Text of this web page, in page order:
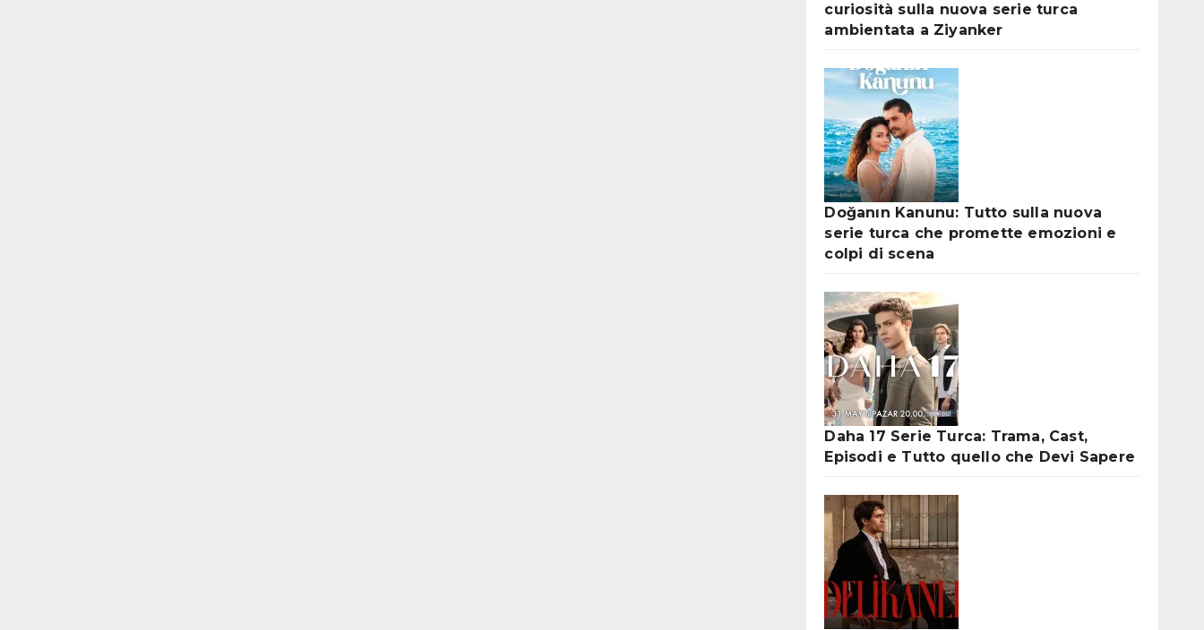
curiosità sulla nuova serie turca
ambientata a Ziyanker
Doğanın Kanunu: Tutto sulla nuova
serie turca che promette emozioni e
colpi di scena
Daha 17 Serie Turca: Trama, Cast,
Episodi e Tutto quello che Devi Sapere